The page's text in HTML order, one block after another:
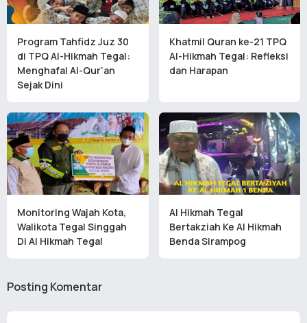
Program Tahfidz Juz 30
di TPQ Al-Hikmah Tegal:
Menghafal Al-Qur’an
Sejak Dini
Khatmil Quran ke-21 TPQ
Al-Hikmah Tegal: Refleksi
dan Harapan
Monitoring Wajah Kota,
Walikota Tegal Singgah
Di Al Hikmah Tegal
Al Hikmah Tegal
Bertakziah Ke Al Hikmah
Benda Sirampog
Posting Komentar